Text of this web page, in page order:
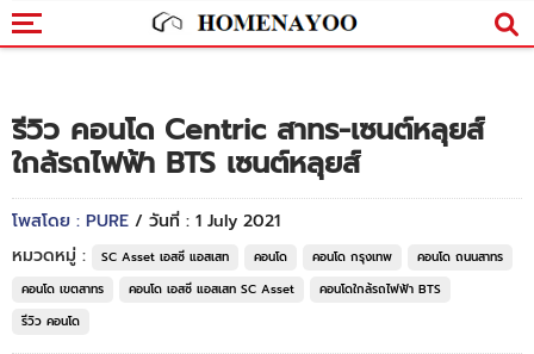
รีวิว คอนโด Centric สาทร-เซนต์หลุยส์
ใกล้รถไฟฟ้า BTS เซนต์หลุยส์
โพสโดย : PURE / วันที่ : 1 July 2021
หมวดหมู่ :
SC Asset เอสซี แอสเสท คอนโด คอนโด กรุงเทพ
คอนโด ถนนสาทร
คอนโด เขตสาทร
คอนโด เอสซี แอสเสท SC Asset
คอนโดใกล้รถไฟฟ้า BTS
รีวิว คอนโด